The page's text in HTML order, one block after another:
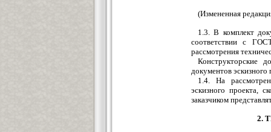
(Измененная
1.3. В комплект
соответствии с
рассмотрения
Конструкторские
документов
1.4. На
эскизного проекта,
заказчиком
2.